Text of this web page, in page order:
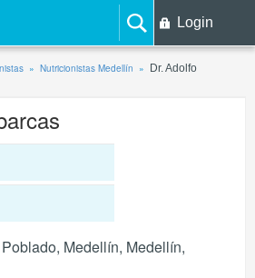
Login
Nutricionistas Medellín
Dr. Adolfo
Medellín, Medellín,